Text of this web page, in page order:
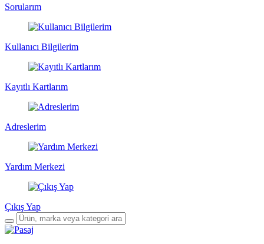
Sorularım
Kullanıcı Bilgilerim
Kayıtlı Kartlarım
Adreslerim
Yardım Merkezi
Çıkış Yap